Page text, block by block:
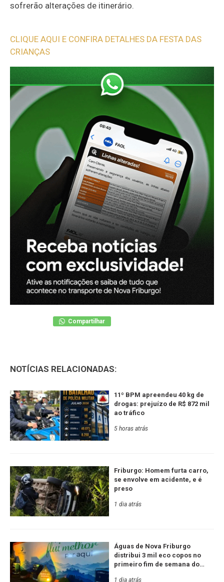
sofrerão alterações de itinerário.
CLIQUE AQUI E CONFIRA DETALHES DA FESTA DAS
CRIANÇAS
Compartilhar
NOTÍCIAS RELACIONADAS:
11º BPM apreendeu 40 kg de
drogas: prejuízo de R$ 872 mil
ao tráfico
5 horas atrás
Friburgo: Homem furta carro,
se envolve em acidente, e é
preso
1 dia atrás
Águas de Nova Friburgo
distribui 3 mil eco copos no
primeiro fim de semana do
1 dia atrás